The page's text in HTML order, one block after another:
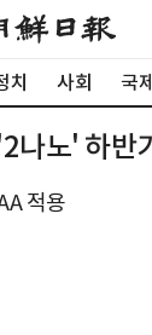
치 사회 국
나노' 하반
적용